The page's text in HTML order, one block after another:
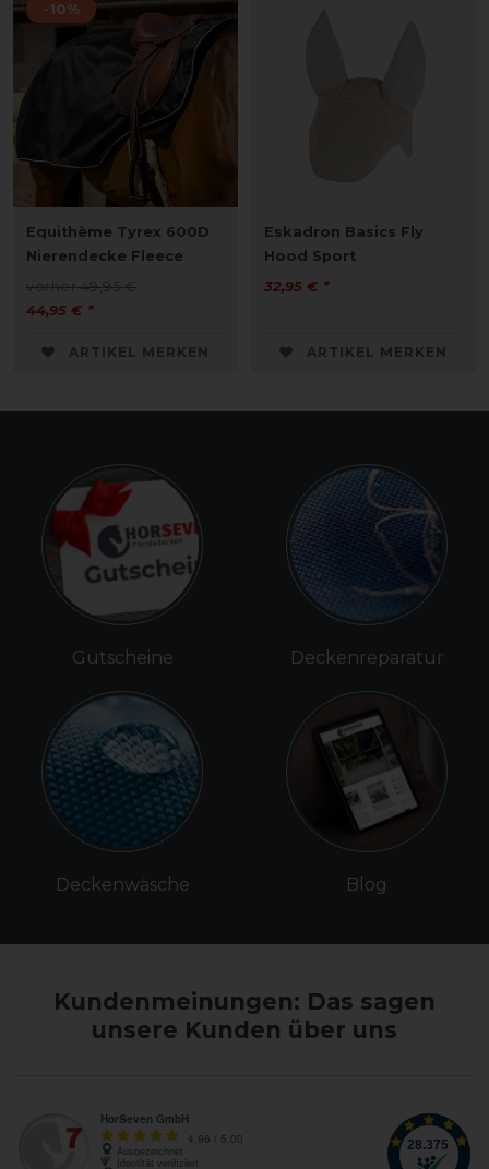
-10%
Equithème Tyrex 600D
Nierendecke Fleece
vorher 49,95 €
44,95 € *
ARTIKEL MERKEN
Eskadron Basics Fly
Hood Sport
32,95 € *
ARTIKEL MERKEN
Gutscheine
Deckenwäsche
Deckenreparatur
Blog
Kundenmeinungen: Das sagen
unsere Kunden über uns